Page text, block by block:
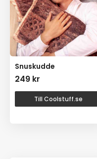
Snuskudde
249 kr
Till Coolstuff.se